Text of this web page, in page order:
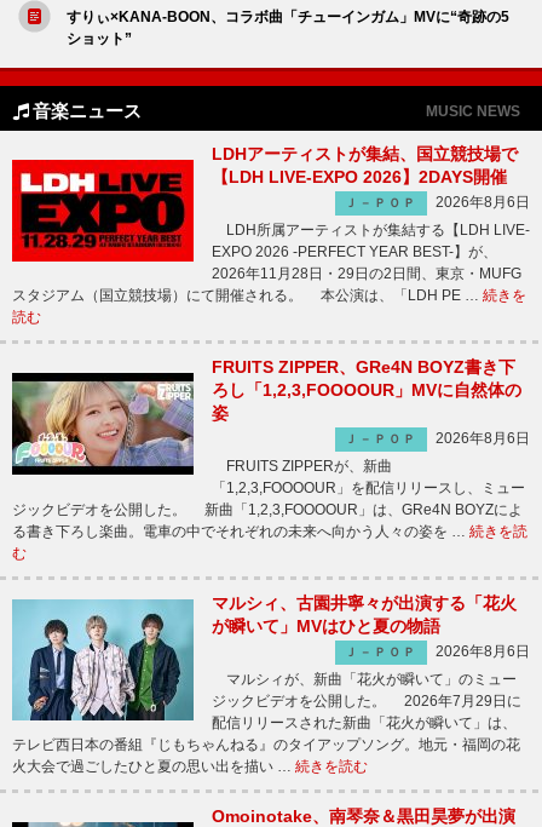
すりぃ×KANA-BOON、コラボ曲「チューインガム」MVに“奇跡の5
ショット”
音楽ニュース MUSIC NEWS
LDHアーティストが集結、国立競技場で
【LDH LIVE-EXPO 2026】2DAYS開催
Ｊ－ＰＯＰ
2026年8月6日
LDH所属アーティストが集結する【LDH LIVE-
EXPO 2026 -PERFECT YEAR BEST-】が、
2026年11月28日・29日の2日間、東京・MUFG
スタジアム（国立競技場）にて開催される。 本公演は、「LDH PE … 続きを
読む
FRUITS ZIPPER、GRe4N BOYZ書き下
ろし「1,2,3,FOOOOUR」MVに自然体の
姿
Ｊ－ＰＯＰ
2026年8月6日
FRUITS ZIPPERが、新曲
「1,2,3,FOOOOUR」を配信リリースし、ミュー
ジックビデオを公開した。 新曲「1,2,3,FOOOOUR」は、GRe4N BOYZによ
る書き下ろし楽曲。電車の中でそれぞれの未来へ向かう人々の姿を … 続きを読
む
マルシィ、古園井寧々が出演する「花火
が瞬いて」MVはひと夏の物語
Ｊ－ＰＯＰ
2026年8月6日
マルシィが、新曲「花火が瞬いて」のミュー
ジックビデオを公開した。 2026年7月29日に
配信リリースされた新曲「花火が瞬いて」は、
テレビ西日本の番組『じもちゃんねる』のタイアップソング。地元・福岡の花
火大会で過ごしたひと夏の思い出を描い … 続きを読む
Omoinotake、南琴奈＆黒田昊夢が出演